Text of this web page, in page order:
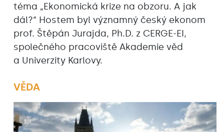
téma „Ekonomická krize na obzoru. A jak
dál?“ Hostem byl významný český ekonom
prof. Štěpán Jurajda, Ph.D. z CERGE-EI,
společného pracoviště Akademie věd
a Univerzity Karlovy.
VĚDA